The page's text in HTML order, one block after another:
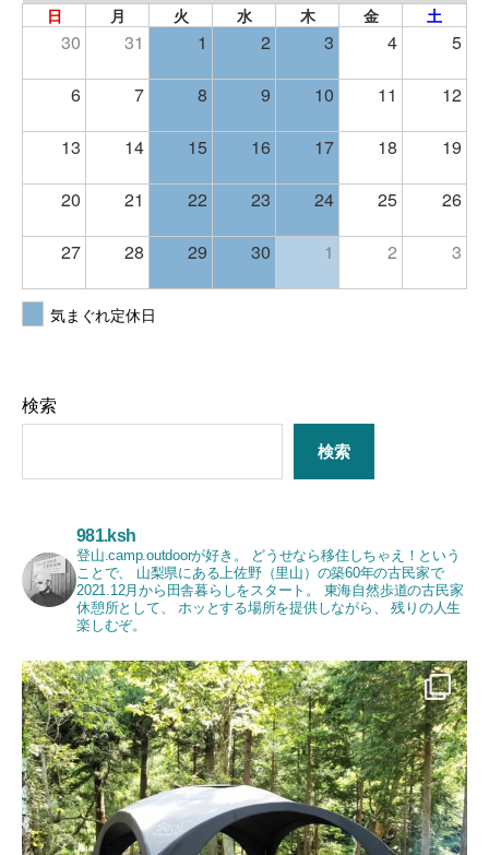
日 月 火 水 木 金 土
30 31 1 2 3 4 5
6 7 8 9 10 11 12
13 14 15 16 17 18 19
20 21 22 23 24 25 26
27 28 29 30 1 2 3
気まぐれ定休日
検索
検索
981.ksh
登山.camp.outdoorが好き。
どうせなら移住しちゃえ！という
ことで、
山梨県にある上佐野（里山）の築60年の古民家で
2021.12月から田舎暮らしをスタート。
東海自然歩道の古民家
休憩所として、
ホッとする場所を提供しながら、
残りの人生
楽しむぞ。